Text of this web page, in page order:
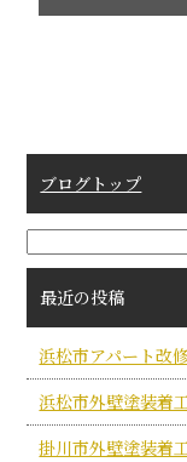
ブログトップ
最近の投稿
浜松市アパート改
浜松市外壁塗装着
掛川市外壁塗装着